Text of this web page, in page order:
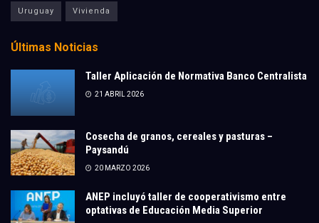
Uruguay Vivienda
Últimas Noticias
Taller Aplicación de Normativa Banco Centralista
21 ABRIL 2026
Cosecha de granos, cereales y pasturas –
Paysandú
20 MARZO 2026
ANEP incluyó taller de cooperativismo entre
optativas de Educación Media Superior